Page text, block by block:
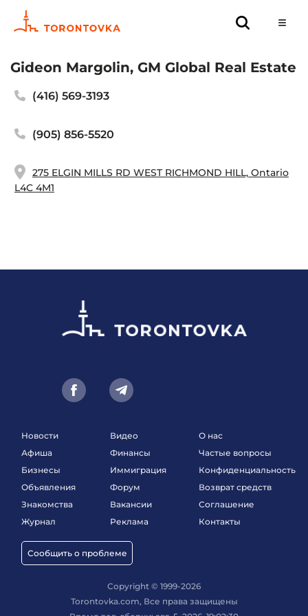
Gideon Margolin, GM Global Real Estate
(416) 569-3193
(905) 856-5520
275 ELGIN MILLS RD WEST RICHMOND HILL, Ontario
L4C 4M1
Новости
Афиша
Бизнесы
Объявления
Знакомства
Журнал
Сообщить о проблеме
Видео
Финансы
Иммиграция
Форум
Вакансии
Реклама
О нас
Частые вопросы
Конфиденциальность
Возврат средств
Соглашение
Контакты
Copyright © 1999-2026
Torontovka.com, Все права защищены